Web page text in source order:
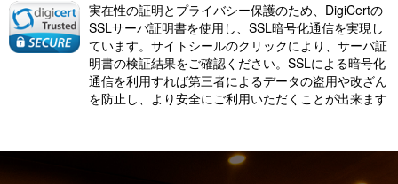
実在性の証明とプライバシー保護のため、DigiCertの
SSLサーバ証明書を使用し、SSL暗号化通信を実現し
ています。サイトシールのクリックにより、サーバ証
明書の検証結果をご確認ください。SSLによる暗号化
通信を利用すれば第三者によるデータの盗用や改ざん
を防止し、より安全にご利用いただくことが出来ます